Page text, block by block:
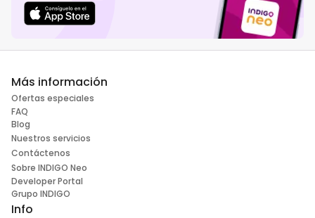
Más información
Ofertas especiales
FAQ
Blog
Nuestros servicios
Contáctenos
Sobre INDIGO Neo
Developer Portal
Grupo INDIGO
Info